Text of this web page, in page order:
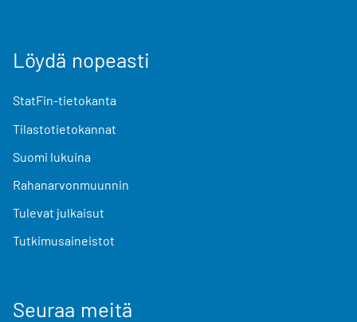
Löydä nopeasti
StatFin-tietokanta
Tilastotietokannat
Suomi lukuina
Rahanarvonmuunnin
Tulevat julkaisut
Tutkimusaineistot
Seuraa meitä